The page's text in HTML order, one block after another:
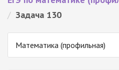
/ Задача 130
Математика (профильная)